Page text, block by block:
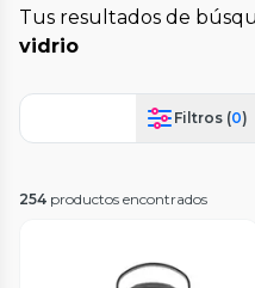
Tus resultados de
vidrio
Filtros (0)
254 productos encontrados